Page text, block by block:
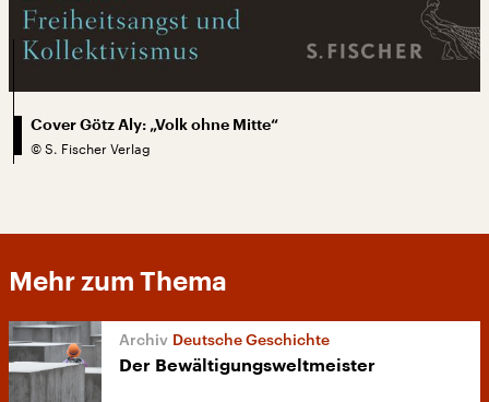
Cover Götz Aly: „Volk ohne Mitte“
© S. Fischer Verlag
Mehr zum Thema
Deutsche Geschichte
Der Bewältigungsweltmeister